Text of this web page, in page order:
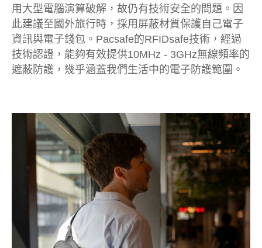
用大型電腦演算破解，故仍有技術安全的問題。因
此建議至國外旅行時，採用屏蔽材質保護自己電子
資訊與電子錢包。Pacsafe的RFIDsafe技術，經過
技術認證，能夠有效提供10MHz - 3GHz無線頻率的
遮蔽防護，幾乎涵蓋我們生活中的電子防護範圍。